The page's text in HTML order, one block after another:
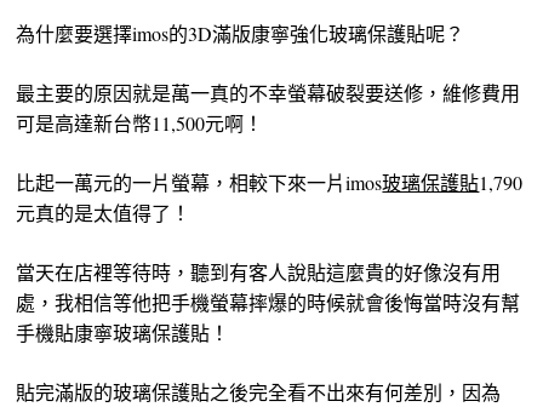
為什麼要選擇imos的3D滿版康寧強化玻璃保護貼呢？
最主要的原因就是萬一真的不幸螢幕破裂要送修，維修費用
可是高達新台幣11,500元啊！
比起一萬元的一片螢幕，相較下來一片imos玻璃保護貼1,790
元真的是太值得了！
當天在店裡等待時，聽到有客人說貼這麼貴的好像沒有用
處，我相信等他把手機螢幕摔爆的時候就會後悔當時沒有幫
手機貼康寧玻璃保護貼！
貼完滿版的玻璃保護貼之後完全看不出來有何差別，因為